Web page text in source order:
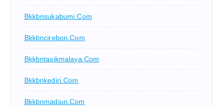
Bkkbnsukabumi.com
Bkkbncirebon.com
Bkkbntasikmalaya.com
Bkkbnkediri.com
Bkkbnmadiun.com